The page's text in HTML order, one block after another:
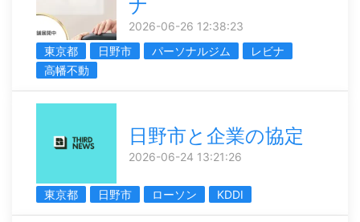
ナ
2026-06-26 12:38:23
東京都
日野市 パーソナルジム
レビナ
高幡不動
日野市と企業の協定
2026-06-24 13:21:26
東京都 日野市 ローソン KDDI